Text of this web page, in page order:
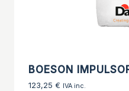
BOESON
123,25 € IVA inc.